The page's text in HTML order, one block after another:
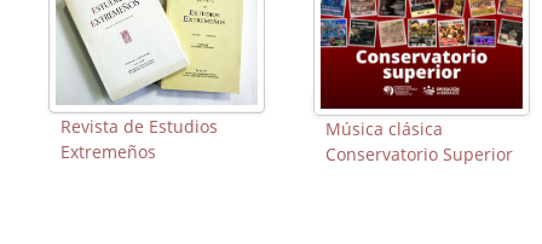
Revista de Estudios
Extremeños
Música clásica
Conservatorio Superior